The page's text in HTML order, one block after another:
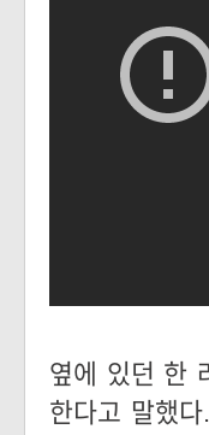
옆에 있던 한
한다고 말했